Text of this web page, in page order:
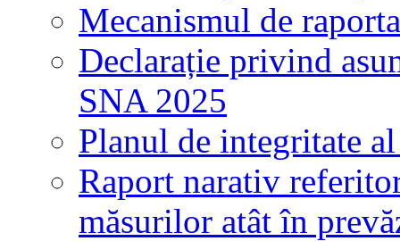
Mecanismul de
Declarație privind
SNA 2025
Planul de integritate
Raport narativ
măsurilor atât în